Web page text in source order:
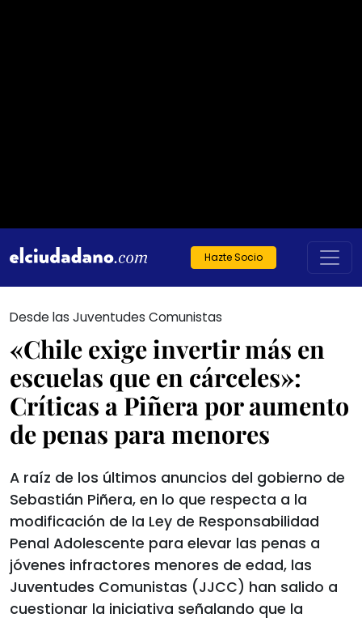
Hazte Socio
Desde las Juventudes Comunistas
«Chile exige invertir más en
escuelas que en cárceles»:
Críticas a Piñera por aumento
de penas para menores
A raíz de los últimos anuncios del gobierno de
Sebastián Piñera, en lo que respecta a la
modificación de la Ley de Responsabilidad
Penal Adolescente para elevar las penas a
jóvenes infractores menores de edad, las
Juventudes Comunistas (JJCC) han salido a
cuestionar la iniciativa señalando que la